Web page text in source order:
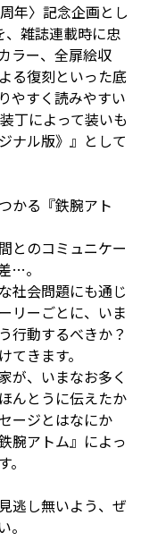
年〉記念企画とし
雑誌連載時に忠
ラー、全扉絵収
る復刻といった底
やすく読みやすい
丁によって装いも
ナル版》』として
かる『鉄腕アト
とのコミュニケー
…。
社会問題にも通じ
リーごとに、いま
行動するべきか？
きます。
が、いまなお多く
んとうに伝えたか
ージとはなにか
腕アトム』によっ
逃し無いよう、ぜ